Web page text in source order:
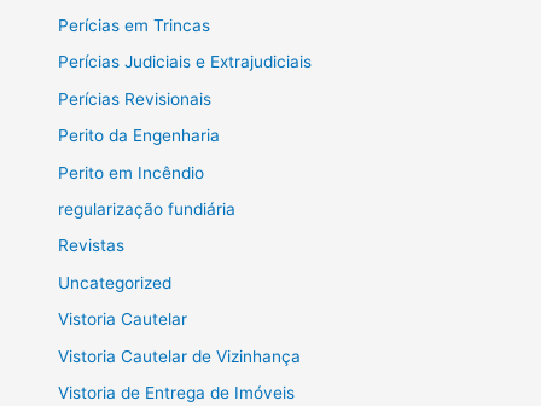
Perícias em Trincas
Perícias Judiciais e Extrajudiciais
Perícias Revisionais
Perito da Engenharia
Perito em Incêndio
regularização fundiária
Revistas
Uncategorized
Vistoria Cautelar
Vistoria Cautelar de Vizinhança
Vistoria de Entrega de Imóveis